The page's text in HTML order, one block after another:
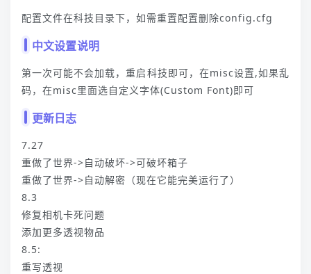
配置文件在科技目录下，如需重置配置删除config.cfg
中文设置说明
第一次可能不会加载，重启科技即可，在misc设置,如果乱
码，在misc里面选自定义字体(Custom Font)即可
更新日志
7.27
重做了世界->自动破坏->可破坏箱子
重做了世界->自动解密（现在它能完美运行了）
8.3
修复相机卡死问题
添加更多透视物品
8.5:
重写透视